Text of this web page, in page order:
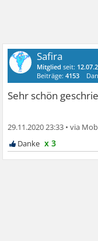
Safira
Mitglied seit:
Beiträge:4153
Sehr schön
29.11.2020 23:33 •
x 3